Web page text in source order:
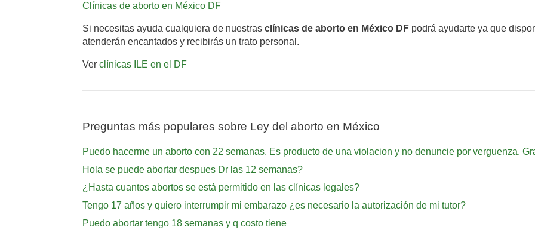
Clínicas de aborto en México DF
Si necesitas ayuda cualquiera de nuestras clínicas de aborto en México DF podrá ayudarte ya que
atenderán encantados y recibirás un trato personal.
Ver clínicas ILE en el DF
Preguntas más populares sobre Ley del aborto en México
Puedo hacerme un aborto con 22 semanas. Es producto de una violacion y no denuncie por verguenza.
Hola se puede abortar despues Dr las 12 semanas?
¿Hasta cuantos abortos se está permitido en las clínicas legales?
Tengo 17 años y quiero interrumpir mi embarazo ¿es necesario la autorización de mi tutor?
Puedo abortar tengo 18 semanas y q costo tiene